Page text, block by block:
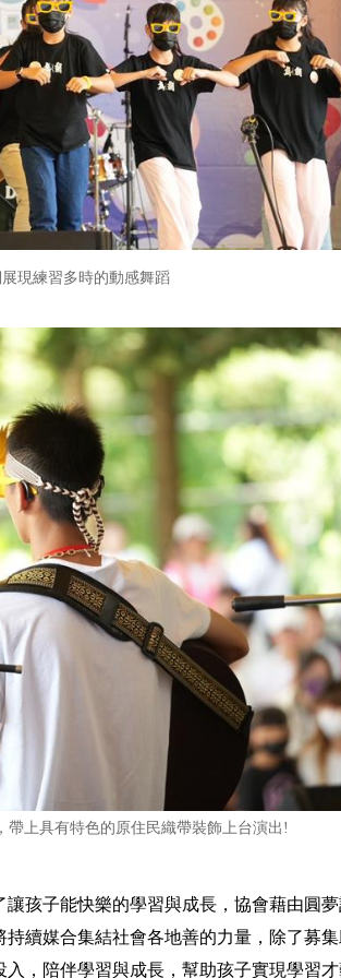
現練習多時的動感舞蹈
上具有特色的原住民織帶裝飾上台演出!
孩子能快樂的學習與成長，協會藉由圓
續媒合集結社會各地善的力量，除了募
，陪伴學習與成長，幫助孩子實現學習